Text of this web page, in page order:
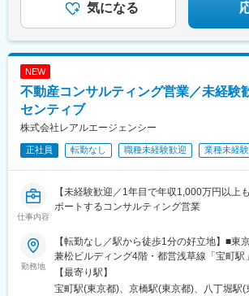
気になる
NEW
不動産コンサルティング営業／未経験
センティブ
株式会社レアルエージェンシー
正社員 転勤なし 職種未経験歓迎 業種未経
仕事内容
【未経験歓迎／1年目で年収1,000万円以上
ポートするコンサルティング営業
勤務地
【転勤なし／駅から徒歩1分の好立地】■東
兼松ビルディング4階・都営浅草線「宝町駅
メトロ銀座線「京橋駅」より徒歩5分・銀座
東京駅からも徒歩圏※受動喫煙対策：屋内全
【最寄り駅】
宝町駅(東京都)、京橋駅(東京都)、八丁堀駅(